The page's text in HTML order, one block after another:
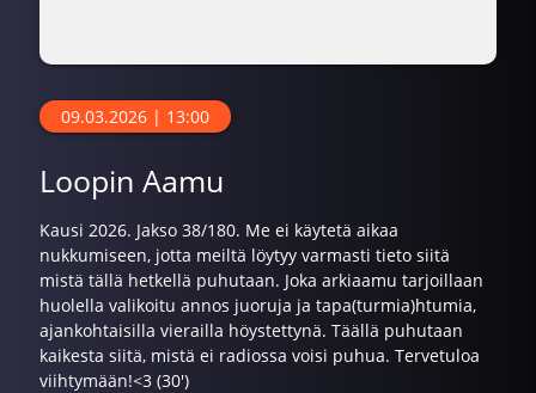
09.03.2026 | 13:00
Loopin Aamu
Kausi 2026. Jakso 38/180. Me ei käytetä aikaa
nukkumiseen, jotta meiltä löytyy varmasti tieto siitä
mistä tällä hetkellä puhutaan. Joka arkiaamu tarjoillaan
huolella valikoitu annos juoruja ja tapa(turmia)htumia,
ajankohtaisilla vierailla höystettynä. Täällä puhutaan
kaikesta siitä, mistä ei radiossa voisi puhua. Tervetuloa
viihtymään!<3 (30')